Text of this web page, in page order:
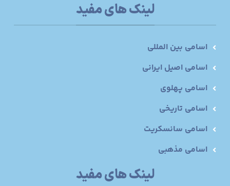
لینک های مفید
اسامی بین المللی
اسامی اصیل ایرانی
اسامی پهلوی
اسامی تاریخی
اسامی سانسکریت
اسامی مذهبی
لینک های مفید